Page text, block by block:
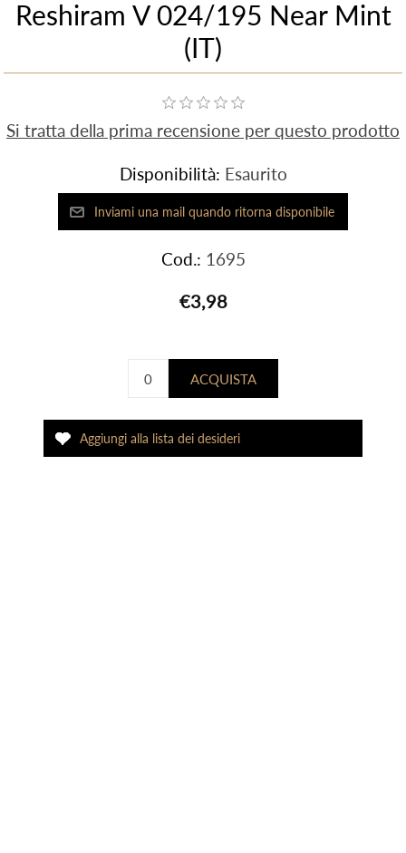
Reshiram V 024/195 Near Mint
(IT)
Si tratta della prima recensione per questo prodotto
Disponibilità: Esaurito
Cod.: 1695
€3,98